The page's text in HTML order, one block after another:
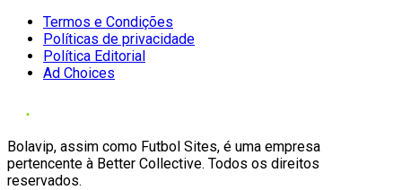
Termos e Condições
Políticas de privacidade
Política Editorial
Ad Choices
Bolavip, assim como Futbol Sites, é uma empresa
pertencente à Better Collective. Todos os direitos
reservados.